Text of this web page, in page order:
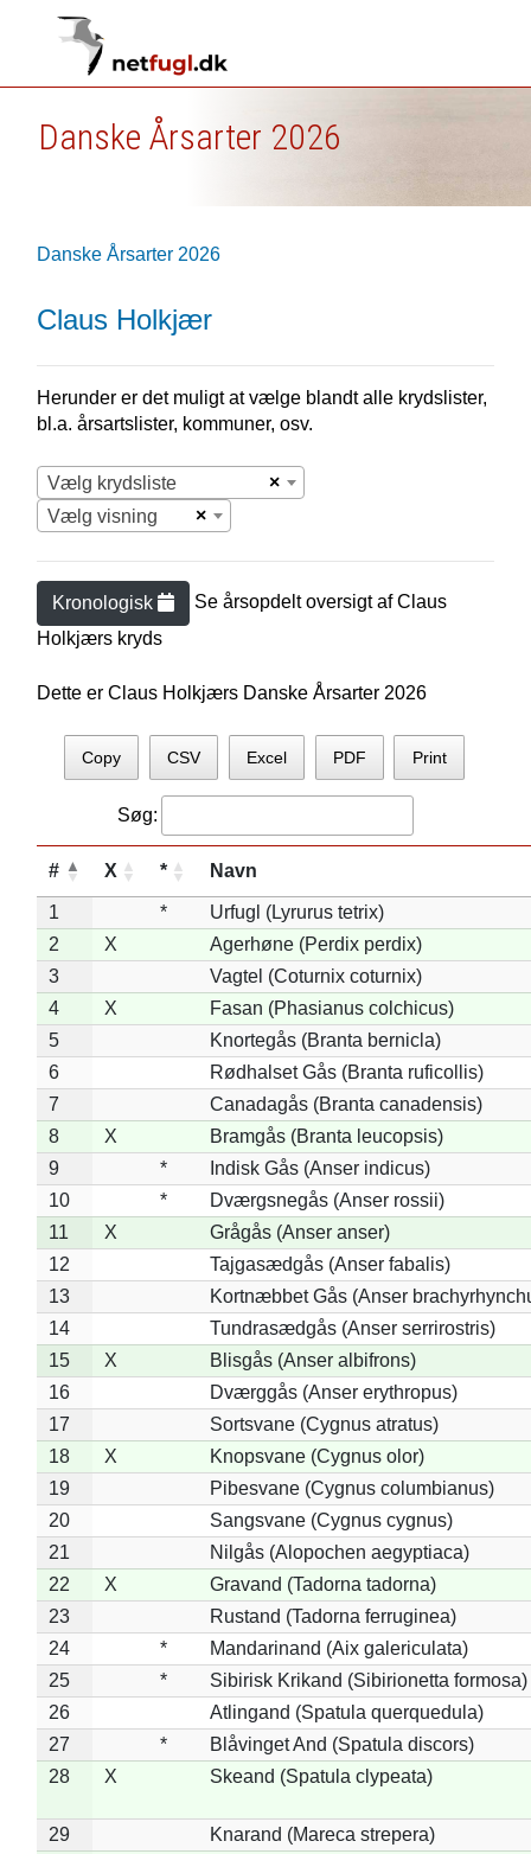
Danske Årsarter 2026
Danske Årsarter 2026
Claus Holkjær
Herunder er det muligt at vælge blandt alle krydslister,
bl.a. årsartslister, kommuner, osv.
×
Vælg krydsliste
×
Vælg visning
Kronologisk Se årsopdelt oversigt afClaus
Holkjærs kryds
Dette er Claus Holkjærs Danske Årsarter 2026
Copy CSV Excel PDF Print
Søg:
# X * Navn
1 *
Urfugl (Lyrurus tetrix)
2
X
Agerhøne (Perdix perdix)
3
Vagtel (Coturnix coturnix)
4
X
Fasan (Phasianus colchicus)
5
Knortegås (Branta bernicla)
6
Rødhalset Gås (Branta ruficollis)
7
Canadagås (Branta canadensis)
8
X
Bramgås (Branta leucopsis)
9
*
Indisk Gås (Anser indicus)
10
*
Dværgsnegås (Anser rossii)
11
X
Grågås (Anser anser)
12
Tajgasædgås (Anser fabalis)
13
Kortnæbbet Gås (Anser
14
Tundrasædgås (Anser serrirostris)
15
X
Blisgås (Anser albifrons)
16
Dværggås (Anser erythropus)
17
Sortsvane (Cygnus atratus)
18
X
Knopsvane (Cygnus olor)
19
Pibesvane (Cygnus columbianus)
20
Sangsvane (Cygnus cygnus)
21
Nilgås (Alopochen aegyptiaca)
22
X
Gravand (Tadorna tadorna)
23
Rustand (Tadorna ferruginea)
24
*
Mandarinand (Aix galericulata)
25
*
Sibirisk Krikand (Sibirionetta formosa)
26
Atlingand (Spatula querquedula)
27
*
Blåvinget And (Spatula discors)
28
X Skeand (Spatula clypeata)
29
Knarand (Mareca strepera)